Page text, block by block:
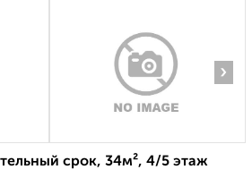
›
срок, 34м², 4/5 этаж